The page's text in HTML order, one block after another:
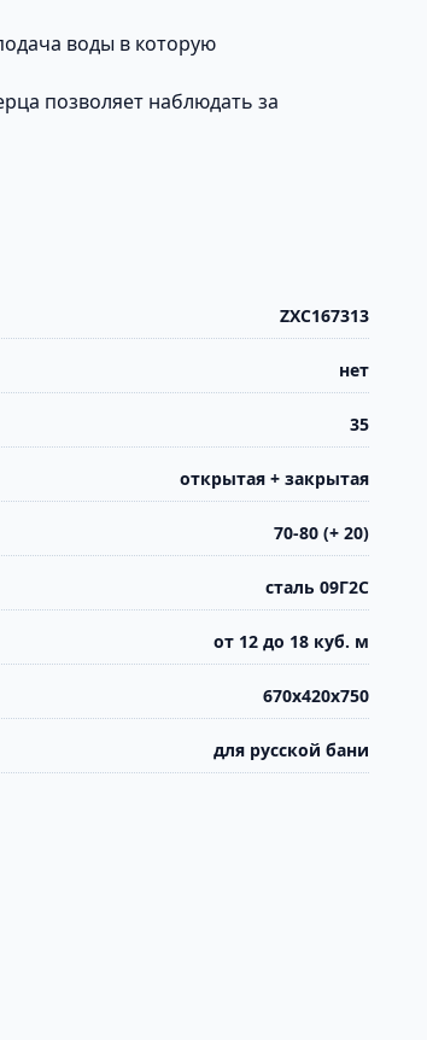
воды в которую
позволяет наблюдать за
ZXC167313
нет
35
открытая + закрытая
70-80 (+ 20)
сталь 09Г2С
от 12 до 18 куб. м
670х420х750
для русской бани